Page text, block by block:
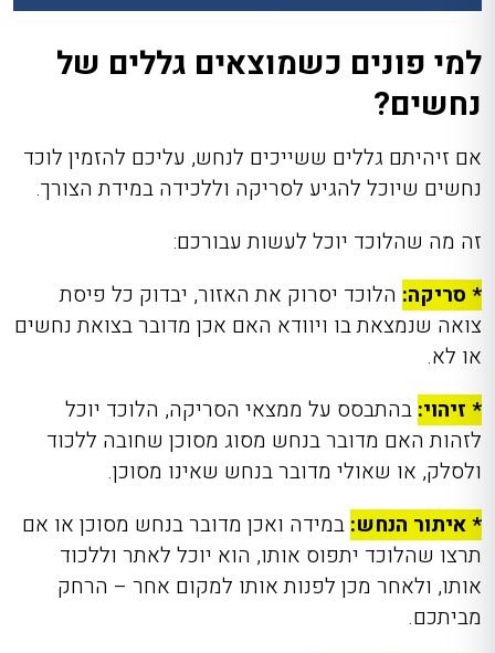
למי פונים כשמוצאים גללים של
נחשים?
אם זיהיתם גללים ששייכים לנחש, עליכם להזמין לוכד
נחשים שיוכל להגיע לסריקה וללכידה במידת הצורך.
זה מה שהלוכד יוכל לעשות עבורכם:
* סריקה: הלוכד יסרוק את האזור, יבדוק כל פיסת
צואה שנמצאת בו ויוודא האם אכן מדובר בצואת נחשים
או לא.
* זיהוי: בהתבסס על ממצאי הסריקה, הלוכד יוכל
לזהות האם מדובר בנחש מסוג מסוכן שחובה ללכוד
ולסלק, או שאולי מדובר בנחש שאינו מסוכן.
* איתור הנחש: במידה ואכן מדובר בנחש מסוכן או אם
תרצו שהלוכד יתפוס אותו, הוא יוכל לאתר וללכוד
אותו, ולאחר מכן לפנות אותו למקום אחר – הרחק
מביתכם.